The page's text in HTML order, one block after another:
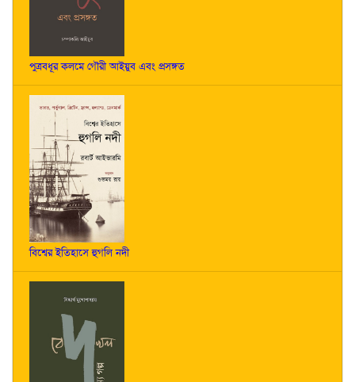
পুত্রবধূর কলমে গৌরী আইয়ুব এবং প্রসঙ্গত
বিশ্বের ইতিহাসে হুগলি নদী